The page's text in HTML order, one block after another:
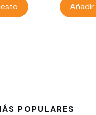
POPULARES